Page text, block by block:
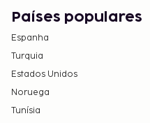
entrada e exibir o
identificação ou
Devido às
transações em
não poderão
informações,
Países populares
Espanha
Turquia
Estados Unidos
Noruega
Tunísia